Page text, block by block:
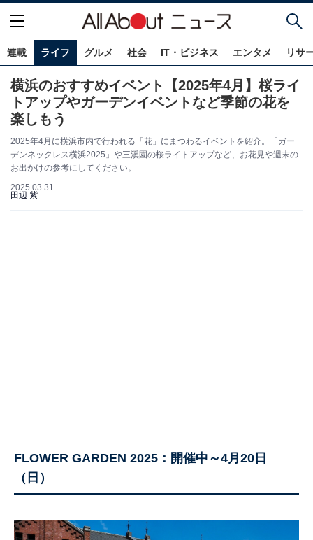
連載 ライフ グルメ 社会 IT・ビジネス エンタメ リサ
横浜のおすすめイベント【2025年4月】桜ライ
トアップやガーデンイベントなど季節の花を
楽しもう
2025年4月に横浜市内で行われる「花」にまつわるイベントを紹介。「ガー
デンネックレス横浜2025」や三溪園の桜ライトアップなど、お花見や週末の
お出かけの参考にしてください。
2025.03.31
田辺 紫
FLOWER GARDEN 2025：開催中～4月20日
（日）